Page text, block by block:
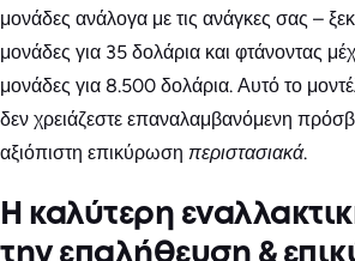
μονάδες ανάλογα με τις ανάγκες σας –
μονάδες για 35 δολάρια και φτάνοντας
μονάδες για 8.500 δολάρια. Αυτό το
δεν χρειάζεστε επαναλαμβανόμενη
αξιόπιστη επικύρωση περιστασιακά.
Η καλύτερη
την επαλήθευση &